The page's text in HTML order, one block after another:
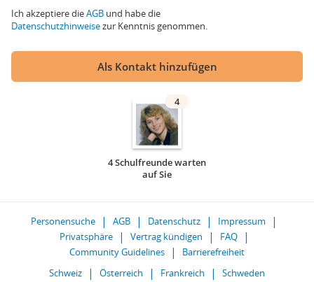
Ich akzeptiere dieAGB und habe die
Datenschutzhinweisezur Kenntnis genommen.
Als Kontakt hinzufügen
4
4 Schulfreunde warten
auf Sie
Personensuche AGB Datenschutz
Impressum
Privatsphäre
Vertrag kündigen
FAQ
Community Guidelines
Barrierefreiheit
Schweiz
Österreich Frankreich Schweden